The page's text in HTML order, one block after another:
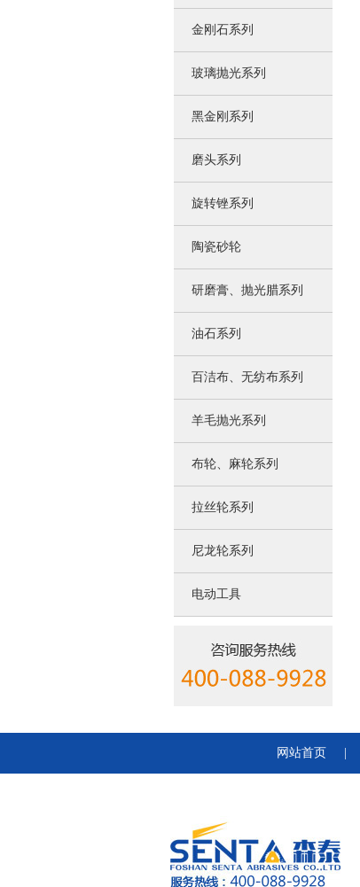
金刚石系列
玻璃抛光系列
黑金刚系列
磨头系列
旋转锉系列
陶瓷砂轮
研磨膏、抛光腊系列
油石系列
百洁布、无纺布系列
羊毛抛光系列
布轮、麻轮系列
拉丝轮系列
尼龙轮系列
电动工具
网站首页